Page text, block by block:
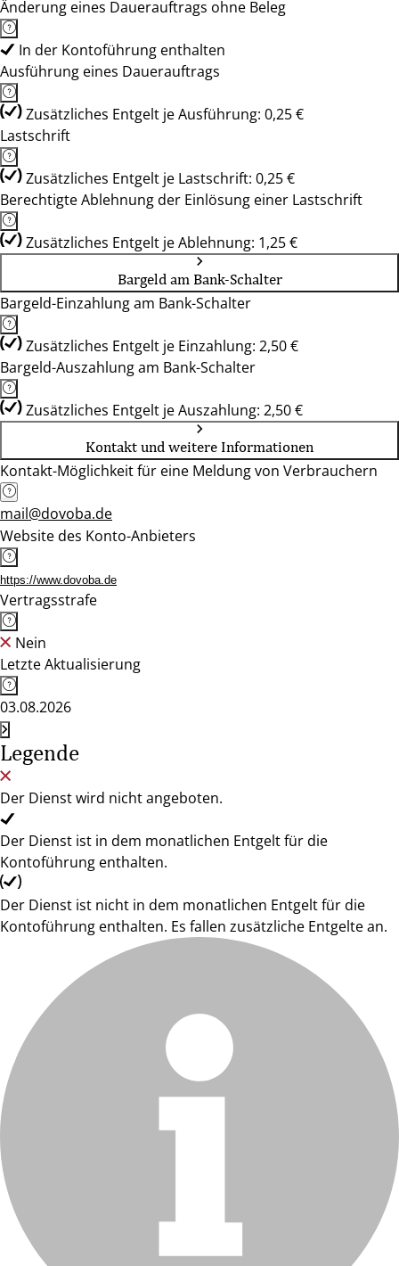
Änderung eines Dauerauftrags ohne Beleg
In der Kontoführung enthalten
Ausführung eines Dauerauftrags
Zusätzliches Entgelt je Ausführung: 0,25 €
Lastschrift
Zusätzliches Entgelt je Lastschrift: 0,25 €
Berechtigte Ablehnung der Einlösung einer Lastschrift
Zusätzliches Entgelt je Ablehnung: 1,25 €
Bargeld am Bank-Schalter
Bargeld-Einzahlung am Bank-Schalter
Zusätzliches Entgelt je Einzahlung: 2,50 €
Bargeld-Auszahlung am Bank-Schalter
Zusätzliches Entgelt je Auszahlung: 2,50 €
Kontakt und weitere Informationen
Kontakt-Möglichkeit für eine Meldung von Verbrauchern
mail@dovoba.de
Website des Konto-Anbieters
https://www.dovoba.de
Vertragsstrafe
Nein
Letzte Aktualisierung
03.08.2026
Legende
Der Dienst wird nicht angeboten.
Der Dienst ist in dem monatlichen Entgelt für die
Kontoführung enthalten.
Der Dienst ist nicht in dem monatlichen Entgelt für die
Kontoführung enthalten. Es fallen zusätzliche Entgelte an.